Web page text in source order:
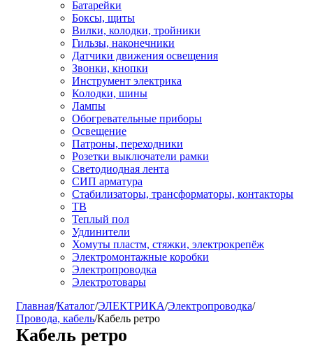
Батарейки
Боксы, щиты
Вилки, колодки, тройники
Гильзы, наконечники
Датчики движения освещения
Звонки, кнопки
Инструмент электрика
Колодки, шины
Лампы
Обогревательные приборы
Освещение
Патроны, переходники
Розетки выключатели рамки
Светодиодная лента
СИП арматура
Стабилизаторы, трансформаторы, контакторы
ТВ
Теплый пол
Удлинители
Хомуты пластм, стяжки, электрокрепёж
Электромонтажные коробки
Электропроводка
Электротовары
Главная/Каталог/ЭЛЕКТРИКА/Электропроводка/
Провода, кабель/Кабель ретро
Кабель ретро